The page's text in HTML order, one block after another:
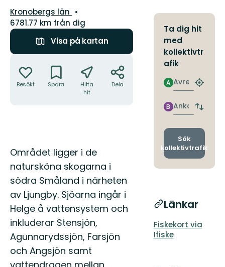
Län:
Kronobergs län
6781.77 km från dig
Visa på kartan
Besökt Spara
Hitta
hit
Dela
Beskrivning
Området ligger i de
natursköna skogarna i
södra Småland i närheten
av Ljungby. Sjöarna ingår i
Helge å vattensystem och
inkluderar Stensjön,
Agunnarydssjön, Farsjön
och Angsjön samt
Ta dig hit
med
kollektivtr
afik
Avresa
A
Hitta
Ankomst
B
Byt
och
Sök
kollektivtrafik
Länkar
Fiskekort via
Ifiske